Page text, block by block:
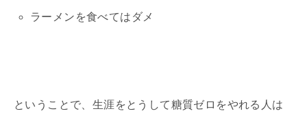
ラーメンを食べてはダメ
ということで、生涯をとうして糖質ゼロをやれる人は